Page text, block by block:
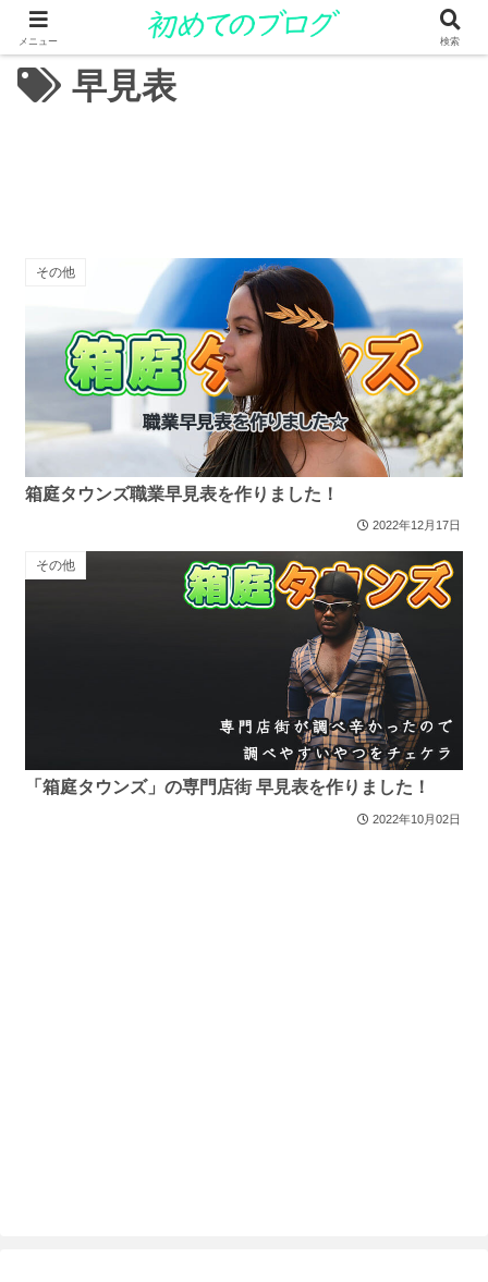
早見表
その他
箱庭タウンズ職業早見表を作りました！
2022年12月17日
その他
「箱庭タウンズ」の専門店街 早見表を作りました！
2022年10月02日
メニュー 検索